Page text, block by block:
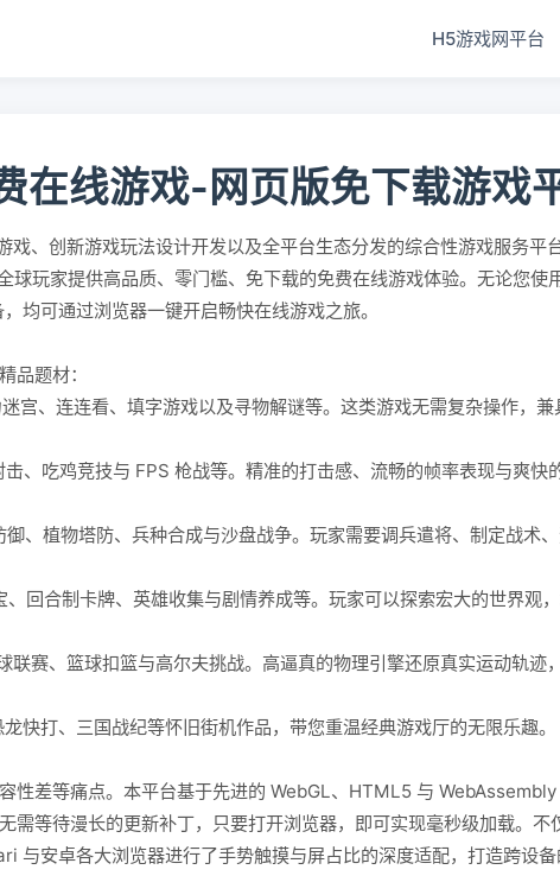
H5游戏网平台
在线游戏-网页版免下载游戏
戏、创新游戏玩法设计开发以及全平台生态分发的综合性游戏服务平
玩家提供高品质、零门槛、免下载的免费在线游戏体验。无论您使
可通过浏览器一键开启畅快在线游戏之旅。
品题材：
宫、连连看、填字游戏以及寻物解谜等。这类游戏无需复杂操作，兼
、吃鸡竞技与 FPS 枪战等。精准的打击感、流畅的帧率表现与爽快
、植物塔防、兵种合成与沙盘战争。玩家需要调兵遣将、制定战术
回合制卡牌、英雄收集与剧情养成等。玩家可以探索宏大的世界观
赛、篮球扣篮与高尔夫挑战。高逼真的物理引擎还原真实运动轨迹
快打、三国战纪等怀旧街机作品，带您重温经典游戏厅的无限乐趣。
性差等痛点。本平台基于先进的 WebGL、HTML5 与
等待漫长的更新补丁，只要打开浏览器，即可实现毫秒级加载。不
安卓各大浏览器进行了手势触摸与屏占比的深度适配，打造跨设